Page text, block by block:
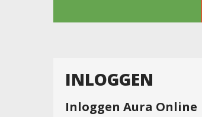
INLOGGEN
Inloggen Aura Online